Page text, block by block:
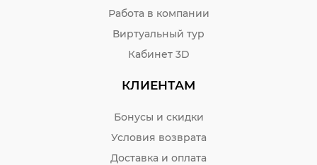
Работа в компании
Виртуальный тур
Кабинет 3D
КЛИЕНТАМ
Бонусы и скидки
Условия возврата
Доставка и оплата